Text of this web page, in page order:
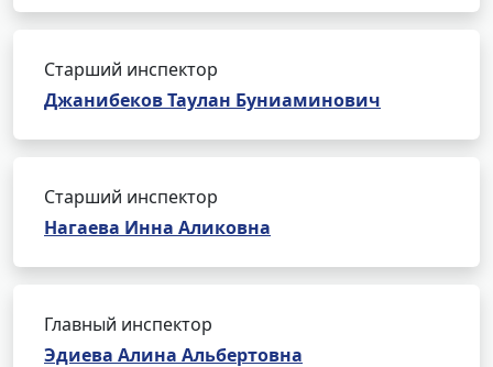
Старший инспектор
Джанибеков Таулан Буниаминович
Старший инспектор
Нагаева Инна Аликовна
Главный инспектор
Эдиева Алина Альбертовна